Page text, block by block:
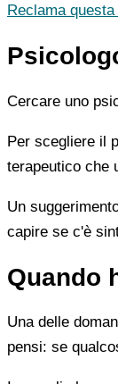
Reclama
Cercare uno
Per scegliere il
terapeutico che
Un
capire se c'è
Quando
Una delle
pensi: se